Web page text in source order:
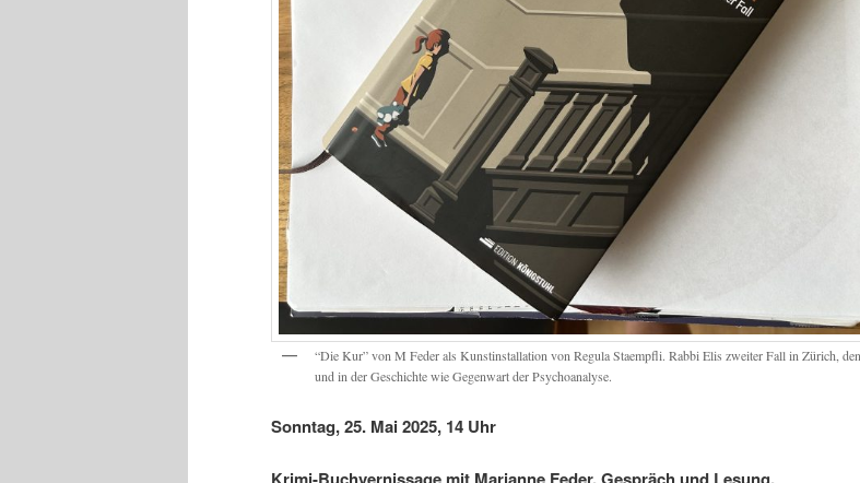
“Die Kur” von M Feder als Kunstinstallation von Regula Staempfli. Rabbi Elis zweiter Fall in Zürich,
und in der Geschichte wie Gegenwart der Psychoanalyse.
Sonntag, 25. Mai 2025, 14 Uhr